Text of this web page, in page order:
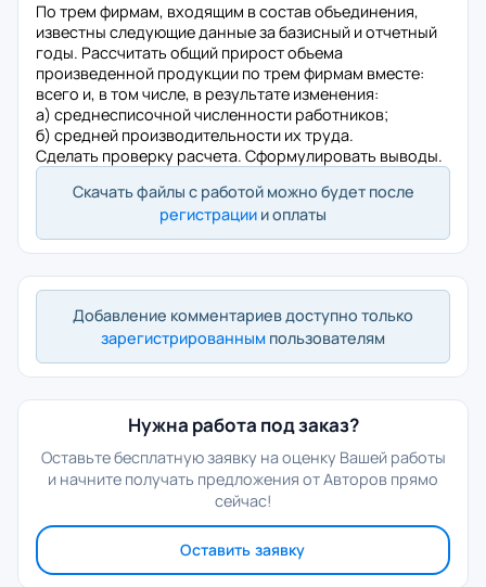
По трем фирмам, входящим в состав объединения,
известны следующие данные за базисный и отчетный
годы. Рассчитать общий прирост объема
произведенной продукции по трем фирмам вместе:
всего и, в том числе, в результате изменения:
а) среднесписочной численности работников;
б) средней производительности их труда.
Сделать проверку расчета. Сформулировать выводы.
Скачать файлы с работой можно будет после
регистрации и оплаты
Добавление комментариев доступно только
зарегистрированным пользователям
Нужна работа под заказ?
Оставьте бесплатную заявку на оценку Вашей работы
и начните получать предложения от Авторов прямо
сейчас!
Оставить заявку